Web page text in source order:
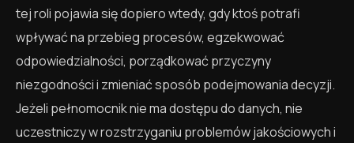
tej roli pojawia się dopiero wtedy, gdy ktoś potrafi
wpływać na przebieg procesów, egzekwować
odpowiedzialności, porządkować przyczyny
niezgodności i zmieniać sposób podejmowania decyzji.
Jeżeli pełnomocnik nie ma dostępu do danych, nie
uczestniczy w rozstrzyganiu problemów jakościowych i